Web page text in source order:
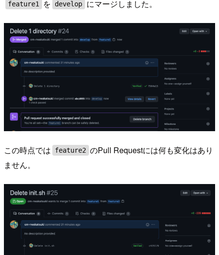
feature1 を develop にマージしました。
この時点では feature2 のPull Requestには何も変化はあり
ません。